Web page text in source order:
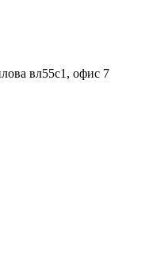
вл55с1, офис 7